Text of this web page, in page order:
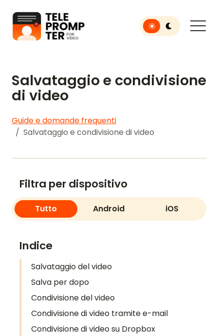
Teleprompter per video
Toggle light or dark
Salvataggio e condivisione
di video
Guide e domande frequenti
Salvataggio e condivisione di video
Filtra per dispositivo
Tutto Android iOS
Indice
Salvataggio del video
Salva per dopo
Condivisione del video
Condivisione di video tramite e-mail
Condivisione di video su Dropbox